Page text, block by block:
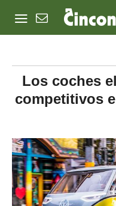
Los coches
competitivos